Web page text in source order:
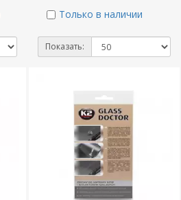
Только в наличии
Показать: